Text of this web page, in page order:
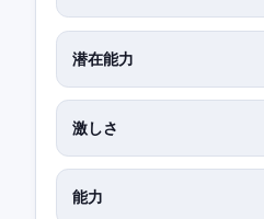
潜在能力
激しさ
能力